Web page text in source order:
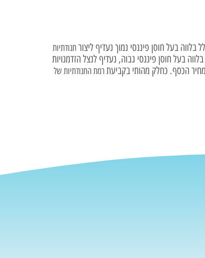
בעל חוסן פיננסי נמוך נעדיף ליצורתנודתיות
בעל חוסן פיננסי גבוה, נעדיף לנצל הזדמנויות
מחיר הכסף. כחלק מהותי בקביעתרמת התנודתיות של